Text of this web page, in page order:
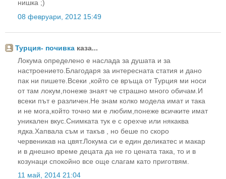
нишка ;)
08 февруари, 2012 15:49
Турция- почивка каза...
Локума определено е наслада за душата и за
настроението.Благодаря за интересната статия и дано
пак ни пишете.Всеки ,който се връща от Турция ми носи
от там локум,понеже знаят че страшно много обичам.И
всеки път е различен.Не знам колко модела имат и така
и не мога,който точно ми е любим,понеже всичките имат
уникален вкус.Снимката тук е с орехче или някаква
ядка.Хапвала съм и такъв , но беше по скоро
червеникав на цвят.Локума си е един деликатес и макар
и в днешно време децата да не го цената така, то и в
козунаци спокойно все още слагам като приготвям.
11 май, 2014 21:04